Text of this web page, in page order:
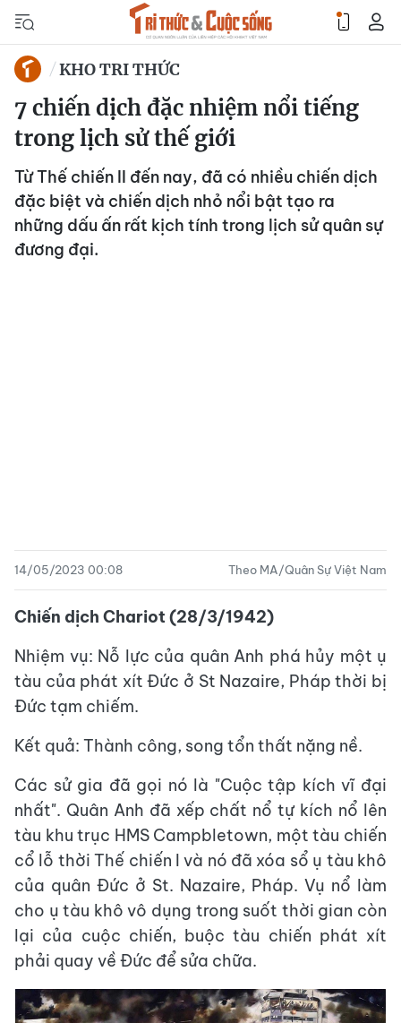
KHO TRI THỨC
7 chiến dịch đặc nhiệm nổi tiếng
trong lịch sử thế giới
Từ Thế chiến II đến nay, đã có nhiều chiến dịch
đặc biệt và chiến dịch nhỏ nổi bật tạo ra
những dấu ấn rất kịch tính trong lịch sử quân sự
đương đại.
14/05/2023 00:08 Theo MA/Quân Sự Việt Nam
Chiến dịch Chariot (28/3/1942)
Nhiệm vụ: Nỗ lực của quân Anh phá hủy một ụ
tàu của phát xít Đức ở St Nazaire, Pháp thời bị
Đức tạm chiếm.
Kết quả: Thành công, song tổn thất nặng nề.
Các sử gia đã gọi nó là "Cuộc tập kích vĩ đại
nhất". Quân Anh đã xếp chất nổ tự kích nổ lên
tàu khu trục HMS Campbletown, một tàu chiến
cổ lỗ thời Thế chiến I và nó đã xóa sổ ụ tàu khô
của quân Đức ở St. Nazaire, Pháp. Vụ nổ làm
cho ụ tàu khô vô dụng trong suốt thời gian còn
lại của cuộc chiến, buộc tàu chiến phát xít
phải quay về Đức để sửa chữa.